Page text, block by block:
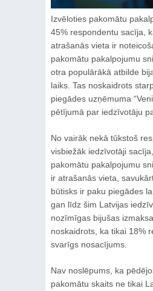
Izvēloties pakomātu
45% respondentu sacīja,
atrašanās vieta ir
pakomātu pakalpojumu
otra populārākā atbilde
laiks. Tas noskaidrots
piegādes uzņēmuma
pētījumā par iedzīvotāju
No vairāk nekā tūkstoš
visbiežāk iedzīvotāji
pakomātu pakalpojumu
ir atrašanās vieta,
būtisks ir paku piegādes
gan līdz šim Latvijas
nozīmīgas bijušas
noskaidrots, ka tikai 18%
svarīgs nosacījums.
Nav noslēpums, ka
pakomātu skaits ne tikai